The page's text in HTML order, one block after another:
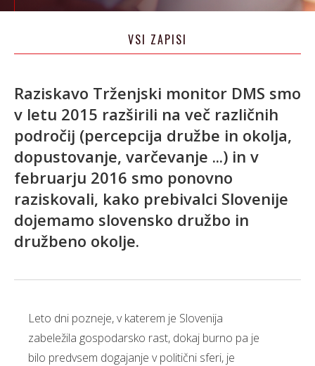
VSI ZAPISI
Raziskavo Trženjski monitor DMS smo
v letu 2015 razširili na več različnih
področij (percepcija družbe in okolja,
dopustovanje, varčevanje ...) in v
februarju 2016 smo ponovno
raziskovali, kako prebivalci Slovenije
dojemamo slovensko družbo in
družbeno okolje.
Leto dni pozneje, v katerem je Slovenija
zabeležila gospodarsko rast, dokaj burno pa je
bilo predvsem dogajanje v politični sferi, je